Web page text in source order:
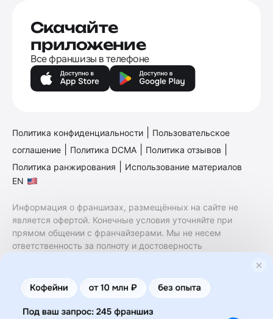
Скачайте
приложение
Все франшизы в телефоне
Политика конфиденциальности
Пользовательское
соглашение
Политика DCMA Политика отзывов
Политика ранжирования
Использование материалов
EN
Информация о франшизах, размещённых на сайте не
является офертой. Конечные условия уточняйте при
прямом общении с франчайзерами. Мы не несем
ответственность за полноту и достоверность
финансовые услуги. Заключение договоров
коммерческой концессии (франчайзинга) осуществляется
правообладателями/их представителями. Бизнесменс.ру